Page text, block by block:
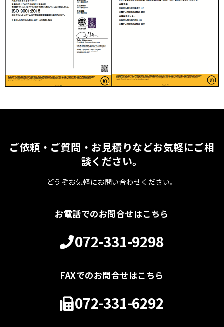
ご依頼・ご質問・お見積りなどお気軽にご相
談ください。
どうぞお気軽にお問い合わせください。
お電話でのお問合せはこちら
072-331-9298
FAXでのお問合せはこちら
072-331-6292